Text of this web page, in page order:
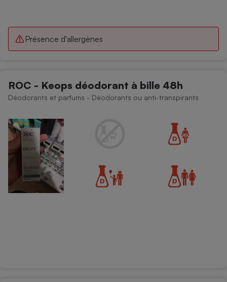
Présence d'allergènes
ROC - Keops déodorant à bille 48h
Déodorants et parfums - Déodorants ou anti-transpirants